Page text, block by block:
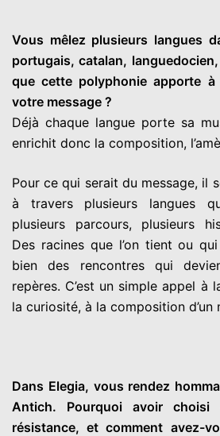
Vous mêlez plusieurs langues
portugais, catalan,
que cette polyphonie apporte
votre message ?
Déjà chaque langue porte sa
enrichit donc la composition,
Pour ce qui serait du message, il
à travers plusieurs langues
plusieurs parcours, plusieurs
Des racines que l’on tient ou
bien des rencontres qui
repères. C’est un simple appel à
la curiosité, à la composition d’un
Dans Elegia, vous rendez
Antich. Pourquoi avoir
résistance, et comment avez-